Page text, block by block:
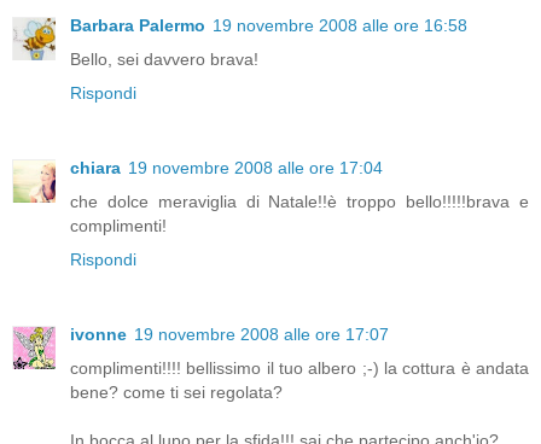
Barbara Palermo 19 novembre 2008 alle ore 16:58
Bello, sei davvero brava!
Rispondi
chiara 19 novembre 2008 alle ore 17:04
che dolce meraviglia di Natale!!è troppo bello!!!!!brava e
complimenti!
Rispondi
ivonne 19 novembre 2008 alle ore 17:07
complimenti!!!! bellissimo il tuo albero ;-) la cottura è andata
bene? come ti sei regolata?